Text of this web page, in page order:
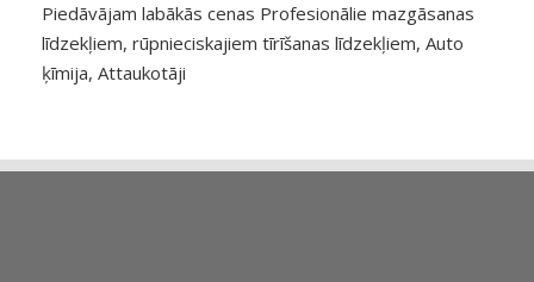
Piedāvājam labākās cenas Profesionālie mazgāsanas
līdzekļiem, rūpnieciskajiem tīrīšanas līdzekļiem, Auto
ķīmija, Attaukotāji